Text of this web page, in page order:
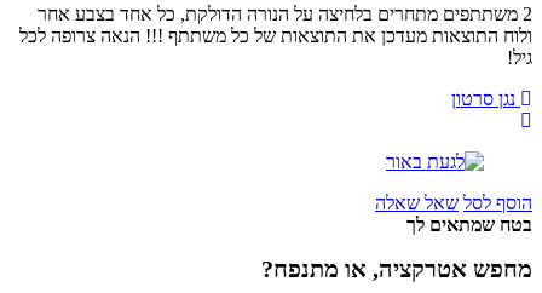
משתתפים מתחרים בלחיצה על הנורה הדולקת, כל אחד בצבע אחר
התוצאות מעדכן את התוצאות של כל משתתף !!! הנאה צרופה לכל
סרטון
לסל שאל שאלה
שמתאים לך
אטרקציה, או מתנפח?